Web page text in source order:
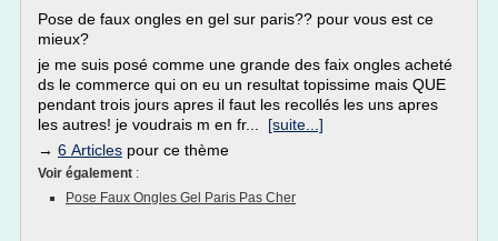
Pose de faux ongles en gel sur paris?? pour vous est ce
mieux?
je me suis posé comme une grande des faix ongles acheté
ds le commerce qui on eu un resultat topissime mais QUE
pendant trois jours apres il faut les recollés les uns apres
les autres! je voudrais m en fr... [suite...]
→ 6 Articles pour ce thème
Voir également :
Pose Faux Ongles Gel Paris Pas Cher